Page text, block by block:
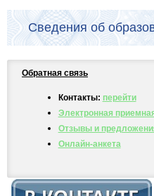
Сведения об
Обратная связь
Контакты: перейти
Электронная
Отзывы и
Онлайн-анкета